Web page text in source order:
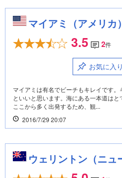
マイアミ（アメリカ）
3.5 2件
お気に入
マイアミは有名でビーチもキレイです
といいと思います。海にある一本道は
ここから多く出発するため、観...
2016/7/29 20:07
ウェリントン（ニュ